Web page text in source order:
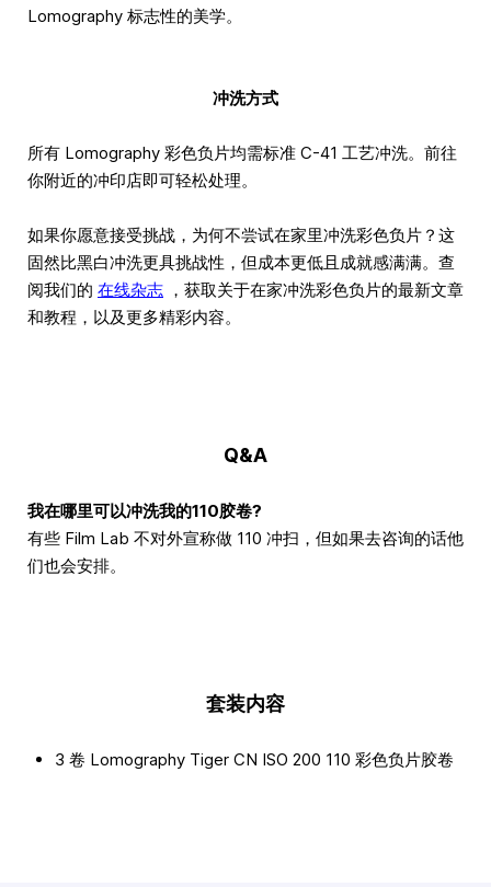
Lomography 标志性的美学。
冲洗方式
所有 Lomography 彩色负片均需标准 C-41 工艺冲洗。前往
你附近的冲印店即可轻松处理。
如果你愿意接受挑战，为何不尝试在家里冲洗彩色负片？这
固然比黑白冲洗更具挑战性，但成本更低且成就感满满。查
阅我们的 在线杂志 ，获取关于在家冲洗彩色负片的最新文章
和教程，以及更多精彩内容。
Q&A
我在哪里可以冲洗我的110胶卷?
有些 Film Lab 不对外宣称做 110 冲扫，但如果去咨询的话他
们也会安排。
套装内容
3 卷 Lomography Tiger CN ISO 200 110 彩色负片胶卷